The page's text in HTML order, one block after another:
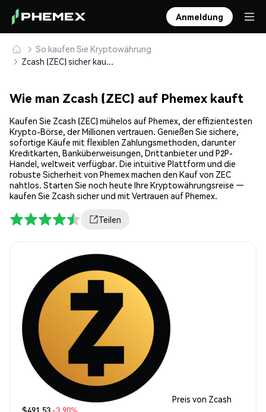
Anmeldung
So kaufen Sie Kryptowährung
Zcash (ZEC) sicher kaufen und speichern
Wie man Zcash (ZEC) auf Phemex kauft
Kaufen Sie Zcash (ZEC) mühelos auf Phemex, der effizientesten
Krypto-Börse, der Millionen vertrauen. Genießen Sie sichere,
sofortige Käufe mit flexiblen Zahlungsmethoden, darunter
Kreditkarten, Banküberweisungen, Drittanbieter und P2P-
Handel, weltweit verfügbar. Die intuitive Plattform und die
robuste Sicherheit von Phemex machen den Kauf von ZEC
nahtlos. Starten Sie noch heute Ihre Kryptowährungsreise —
kaufen Sie Zcash sicher und mit Vertrauen auf Phemex.
Teilen
Preis von Zcash